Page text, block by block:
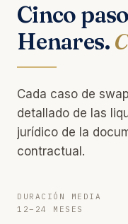
Cinco
Henares.
Cada caso de
detallado de las
jurídico de la
contractual.
DURACIÓN MEDIA
12–24 MESES